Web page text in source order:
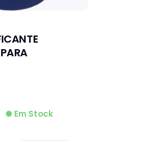
Em Stock